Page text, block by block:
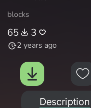
blocks
65 3
2 years ago
Description